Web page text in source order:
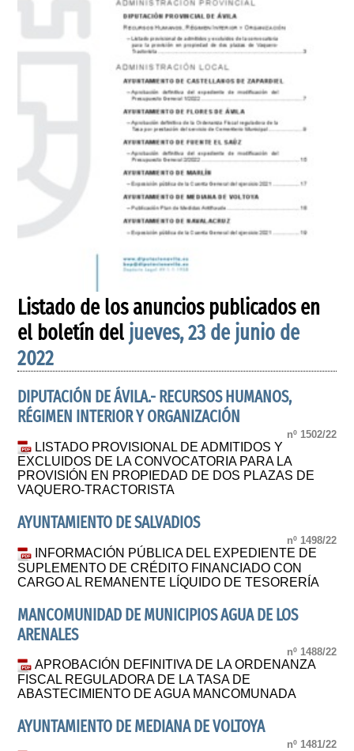
Listado de los anuncios publicados en
el boletín del jueves, 23 de junio de
2022
DIPUTACIÓN DE ÁVILA.- RECURSOS HUMANOS,
RÉGIMEN INTERIOR Y ORGANIZACIÓN
nº 1502/22
LISTADO PROVISIONAL DE ADMITIDOS Y
EXCLUIDOS DE LA CONVOCATORIA PARA LA
PROVISIÓN EN PROPIEDAD DE DOS PLAZAS DE
VAQUERO-TRACTORISTA
AYUNTAMIENTO DE SALVADIOS
nº 1498/22
INFORMACIÓN PÚBLICA DEL EXPEDIENTE DE
SUPLEMENTO DE CRÉDITO FINANCIADO CON
CARGO AL REMANENTE LÍQUIDO DE TESORERÍA
MANCOMUNIDAD DE MUNICIPIOS AGUA DE LOS
ARENALES
nº 1488/22
APROBACIÓN DEFINITIVA DE LA ORDENANZA
FISCAL REGULADORA DE LA TASA DE
ABASTECIMIENTO DE AGUA MANCOMUNADA
AYUNTAMIENTO DE MEDIANA DE VOLTOYA
nº 1481/22